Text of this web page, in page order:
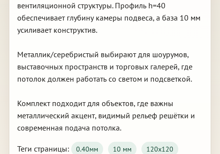
вентиляционной структуры. Профиль h=40
обеспечивает глубину камеры подвеса, а база 10 мм
усиливает конструктив.
Металлик/серебристый выбирают для шоурумов,
выставочных пространств и торговых галерей, где
потолок должен работать со светом и подсветкой.
Комплект подходит для объектов, где важны
металлический акцент, видимый рельеф решётки и
современная подача потолка.
Теги страницы: 0.40мм 10 мм
120х120